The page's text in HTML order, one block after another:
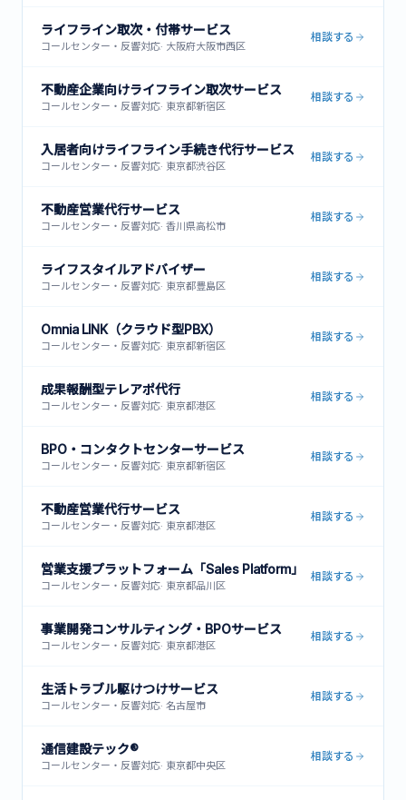
ライフライン取次・付帯サービス
コールセンター・反響対応· 大阪府大阪市西区
相談する
不動産企業向けライフライン取次サービス
コールセンター・反響対応· 東京都新宿区
相談する
入居者向けライフライン手続き代行サービス
コールセンター・反響対応· 東京都渋谷区
相談する
不動産営業代行サービス
コールセンター・反響対応· 香川県高松市
相談する
ライフスタイルアドバイザー
コールセンター・反響対応· 東京都豊島区
相談する
Omnia LINK（クラウド型PBX）
コールセンター・反響対応· 東京都新宿区
相談する
成果報酬型テレアポ代行
コールセンター・反響対応· 東京都港区
相談する
BPO・コンタクトセンターサービス
コールセンター・反響対応· 東京都新宿区
相談する
不動産営業代行サービス
コールセンター・反響対応· 東京都港区
相談する
営業支援プラットフォーム「Sales Platform」
コールセンター・反響対応· 東京都品川区
相談する
事業開発コンサルティング・BPOサービス
コールセンター・反響対応· 東京都港区
相談する
生活トラブル駆けつけサービス
コールセンター・反響対応· 名古屋市
相談する
通信建設テック®
コールセンター・反響対応· 東京都中央区
相談する